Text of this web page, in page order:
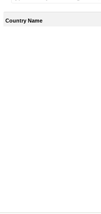
Country Name